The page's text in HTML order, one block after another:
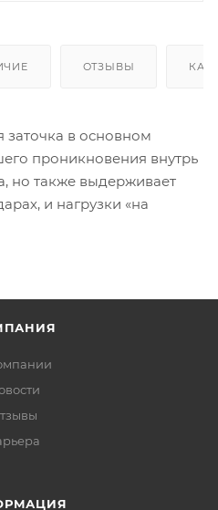
ОТЗЫВЫ КАК
в основном
проникновения внутрь
но также выдерживает
и нагрузки «на